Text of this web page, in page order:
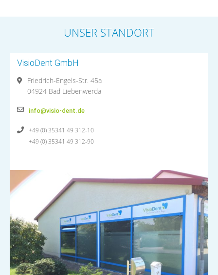
UNSER STANDORT
VisioDent GmbH
Friedrich-Engels-Str. 45a
04924 Bad Liebenwerda
info@visio-dent.de
+49 (0) 35341 49 312-10
+49 (0) 35341 49 312-90